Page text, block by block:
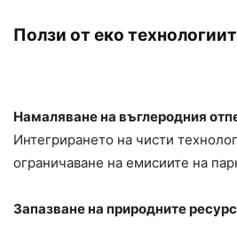
Ползи от еко
Намаляване на въглеродния
Интегрирането на чисти
ограничаване на емисиите на
Запазване на природните